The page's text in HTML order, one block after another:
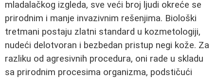
mladalačkog izgleda, sve veći broj ljudi okreće se
prirodnim i manje invazivnim rešenjima. Biološki
tretmani postaju zlatni standard u kozmetologiji,
nudeći delotvoran i bezbedan pristup negi kože. Za
razliku od agresivnih procedura, oni rade u skladu
sa prirodnim procesima organizma, podstičući